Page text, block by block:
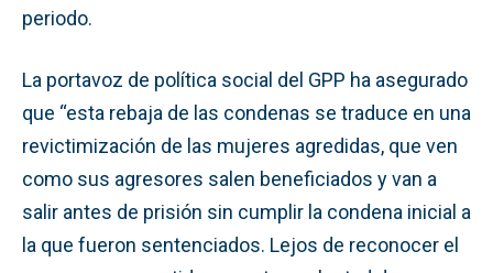
periodo.
La portavoz de política social del GPP ha asegurado
que “esta rebaja de las condenas se traduce en una
revictimización de las mujeres agredidas, que ven
como sus agresores salen beneficiados y van a
salir antes de prisión sin cumplir la condena inicial a
la que fueron sentenciados. Lejos de reconocer el